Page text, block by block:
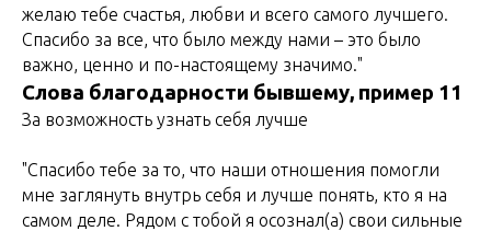
желаю тебе счастья, любви и всего самого лучшего.
Спасибо за все, что было между нами – это было
важно, ценно и по-настоящему значимо."
Слова благодарности бывшему, пример 11
За возможность узнать себя лучше
"Спасибо тебе за то, что наши отношения помогли
мне заглянуть внутрь себя и лучше понять, кто я на
самом деле. Рядом с тобой я осознал(а) свои сильные